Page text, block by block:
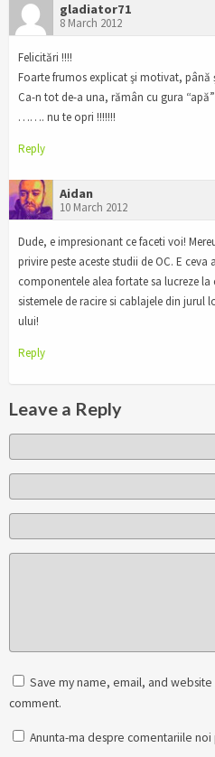
gladiator71
8 March 2012
Felicitări !!!!
Foarte frumos explicat şi motivat, până
Ca-n tot de-a una, rămân cu gura
……. nu te opri !!!!!!!
Reply
Aidan
10 March 2012
Dude, e impresionant ce faceti voi!
privire peste aceste studii de OC. E
componentele alea fortate sa lucreze
sistemele de racire si cablajele din jurul
ului!
Reply
Leave a Reply
Save my name, email, and
comment.
Anunta-ma despre comentariile noi